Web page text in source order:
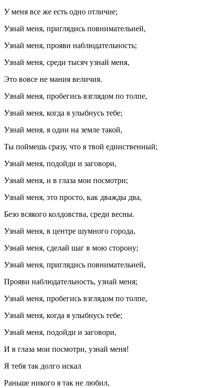
У меня все же есть одно отличие;
Узнай меня, приглядись повнимательней,
Узнай меня, прояви наблюдательность;
Узнай меня, среди тысяч узнай меня,
Это вовсе не мания величия.
Узнай меня, пробегись взглядом по толпе,
Узнай меня, когда я улыбнусь тебе;
Узнай меня, я один на земле такой,
Ты поймешь сразу, что я твой единственный;
Узнай меня, подойди и заговори,
Узнай меня, и в глаза мои посмотри;
Узнай меня, это просто, как дважды два,
Безо всякого колдовства, среди весны.
Узнай меня, в центре шумного города,
Узнай меня, сделай шаг в мою сторону;
Узнай меня, приглядись повнимательней,
Прояви наблюдательность, узнай меня;
Узнай меня, пробегись взглядом по толпе,
Узнай меня, когда я улыбнусь тебе;
Узнай меня, подойди и заговори,
И в глаза мои посмотри, узнай меня!
Я тебя так долго искал
Раньше никого я так не любил,